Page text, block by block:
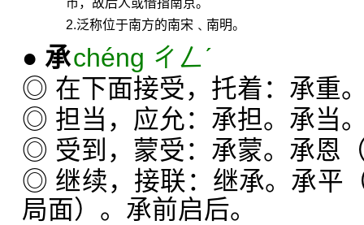
市，故后人或借指南京。
2.泛称位于南方的南宋﹑南明。
● 承chéng ㄔㄥˊ
◎ 在下面接受，托着：承重
◎ 担当，应允：承担。承当
◎ 受到，蒙受：承蒙。承恩
◎ 继续，接联：继承。承平
局面）。承前启后。